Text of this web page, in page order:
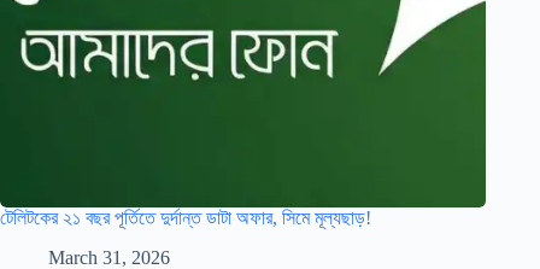
টেলিটকের ২১ বছর পূর্তিতে দুর্দান্ত ডাটা অফার, সিমে মূল্যছাড়!
March 31, 2026